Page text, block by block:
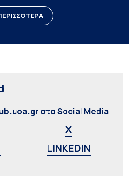
στα Social Media
X
LINKEDIN